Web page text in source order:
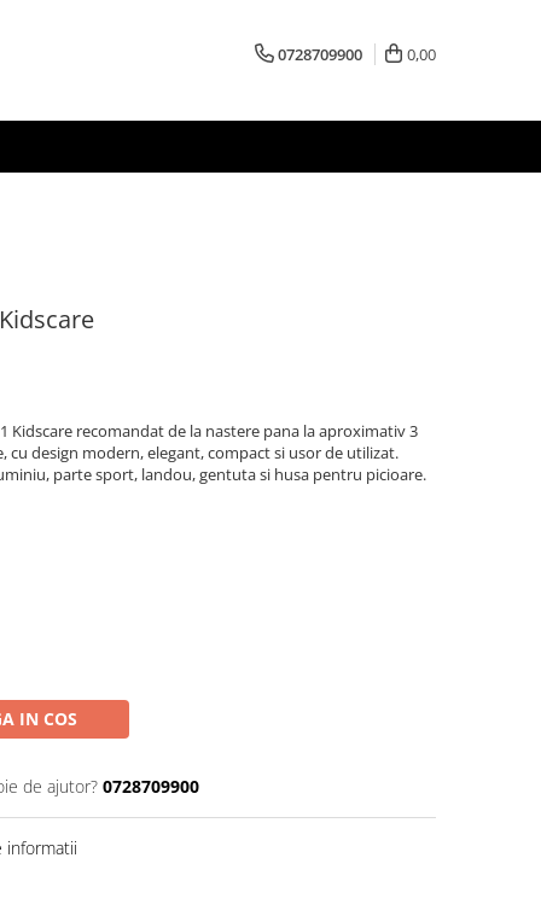
0728709900 0,00
Kidscare recomandat de la nastere pana la aproximativ 3
cu design modern, elegant, compact si usor de utilizat.
parte sport, landou, gentuta si husa pentru picioare.
IN COS
de ajutor? 0728709900
informatii